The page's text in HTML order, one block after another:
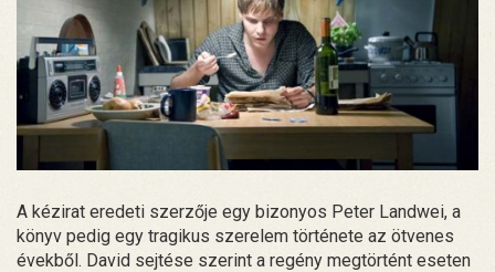
A kézirat eredeti szerzője egy bizonyos Peter Landwei, a
könyv pedig egy tragikus szerelem története az ötvenes
évekből. David sejtése szerint a regény megtörtént eseten